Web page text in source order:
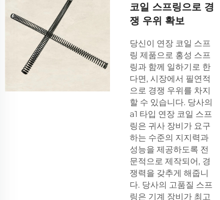
코일 스프링으로 경
쟁 우위 확보
당신이 연장 코일 스프
링 제품으로 홍성 스프
링과 함께 일하기로 한
다면, 시장에서 필연적
으로 경쟁 우위를 차지
할 수 있습니다. 당사의
a1 타입 연장 코일 스프
링은 귀사 장비가 요구
하는 수준의 지지력과
성능을 제공하도록 전
문적으로 제작되어, 경
쟁력을 갖추게 해줍니
다. 당사의 고품질 스프
링은 기계 장비가 최고